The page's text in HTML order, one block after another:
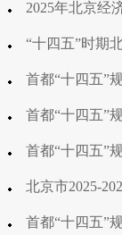
2025年北京经